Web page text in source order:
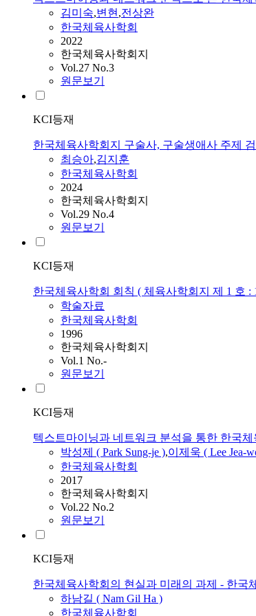
김미숙,변현,전상완
한국체육사학회
2022
한국체육사학회지
Vol.27 No.3
원문보기
KCI등재
한국체육사학회지 구술사, 구술생애사 주제
최승아,김지훈
한국체육사학회
2024
한국체육사학회지
Vol.29 No.4
원문보기
KCI등재
한국체육사학회 회칙 ( 체육사학회지 제 1 호 :
학술자료
한국체육사학회
1996
한국체육사학회지
Vol.1 No.-
원문보기
KCI등재
텍스트마이닝과 네트워크 분석을 통한 한국
박성제 ( Park Sung-je ),이제욱 ( Lee Jea-
한국체육사학회
2017
한국체육사학회지
Vol.22 No.2
원문보기
KCI등재
한국체육사학회의 현실과 미래의 과제 - 한국
하남길 ( Nam Gil Ha )
한국체육사학회